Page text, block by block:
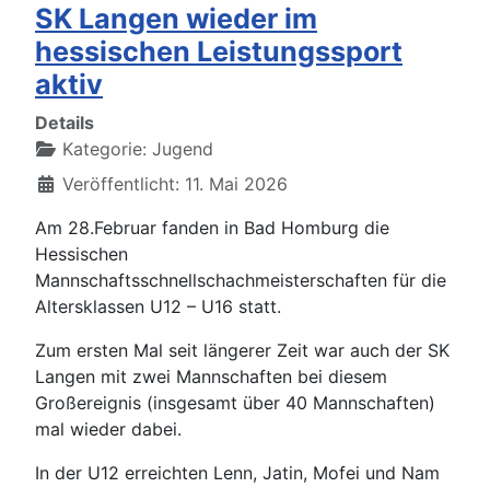
SK Langen wieder im
hessischen Leistungssport
aktiv
Details
Kategorie: Jugend
Veröffentlicht: 11. Mai 2026
Am 28.Februar fanden in Bad Homburg die
Hessischen
Mannschaftsschnellschachmeisterschaften für die
Altersklassen U12 – U16 statt.
Zum ersten Mal seit längerer Zeit war auch der SK
Langen mit zwei Mannschaften bei diesem
Großereignis (insgesamt über 40 Mannschaften)
mal wieder dabei.
In der U12 erreichten Lenn, Jatin, Mofei und Nam